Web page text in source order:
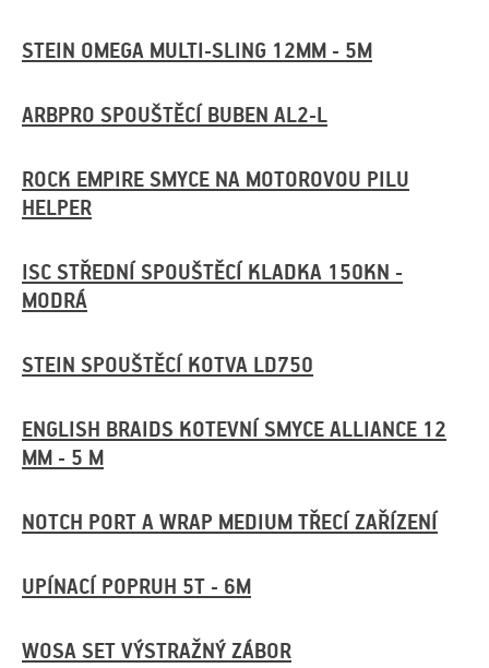
STEIN OMEGA MULTI-SLING 12MM - 5M
ARBPRO SPOUŠTĚCÍ BUBEN AL2-L
ROCK EMPIRE SMYCE NA MOTOROVOU PILU
HELPER
ISC STŘEDNÍ SPOUŠTĚCÍ KLADKA 150KN -
MODRÁ
STEIN SPOUŠTĚCÍ KOTVA LD750
ENGLISH BRAIDS KOTEVNÍ SMYCE ALLIANCE 12
MM - 5 M
NOTCH PORT A WRAP MEDIUM TŘECÍ ZAŘÍZENÍ
UPÍNACÍ POPRUH 5T - 6M
WOSA SET VÝSTRAŽNÝ ZÁBOR